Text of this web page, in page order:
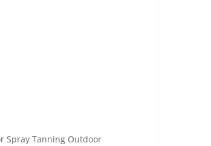
Spray Tanning Outdoor